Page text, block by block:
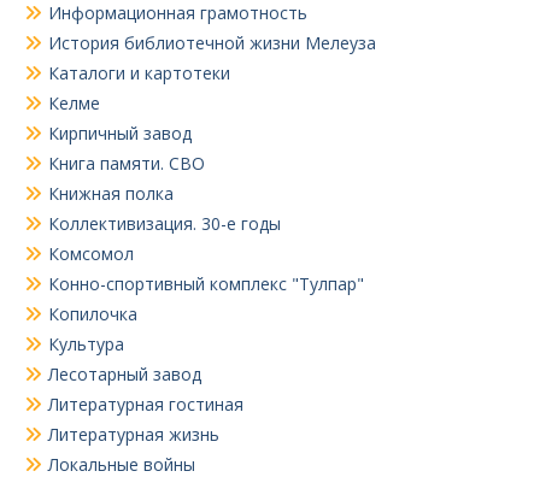
Информационная грамотность
История библиотечной жизни Мелеуза
Каталоги и картотеки
Келме
Кирпичный завод
Книга памяти. СВО
Книжная полка
Коллективизация. 30-е годы
Комсомол
Конно-спортивный комплекс "Тулпар"
Копилочка
Культура
Лесотарный завод
Литературная гостиная
Литературная жизнь
Локальные войны